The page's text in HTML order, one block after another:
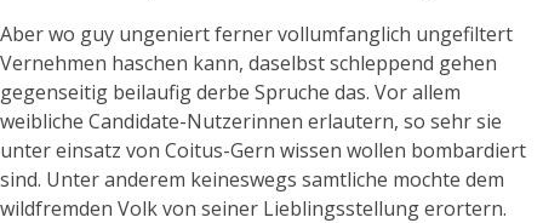
Aber wo guy ungeniert ferner vollumfanglich ungefiltert
Vernehmen haschen kann, daselbst schleppend gehen
gegenseitig beilaufig derbe Spruche das. Vor allem
weibliche Candidate-Nutzerinnen erlautern, so sehr sie
unter einsatz von Coitus-Gern wissen wollen bombardiert
sind. Unter anderem keineswegs samtliche mochte dem
wildfremden Volk von seiner Lieblingsstellung erortern.